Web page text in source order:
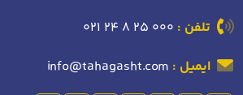
تلفن : 021 24 8 25 000
ایمیل : info@tahagasht.com